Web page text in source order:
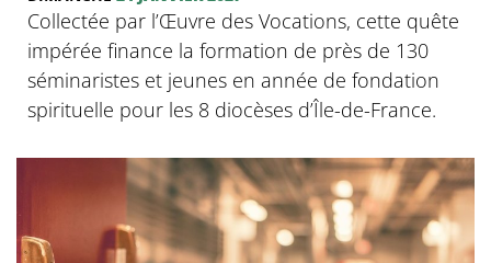
Collectée par l’Œuvre des Vocations, cette quête
impérée finance la formation de près de 130
séminaristes et jeunes en année de fondation
spirituelle pour les 8 diocèses d’Île-de-France.